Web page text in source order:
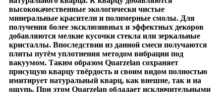
высококачественные экологически чистые
минеральные красители и полимерные смолы. Для
получения более эксклюзивных и эффектных декоров
добавляются мелкие кусочки стекла или зеркальные
кристаллы. Впоследствии из данной смеси получаются
плиты путём уплотнения методом вибрации под
вакуумом. Таким образом Quarzelan сохраняет
присущую кварцу твёрдость и своим видом полностью
имитирует натуральный кварц, как внешне, так и на
ощупь. При этом Quarzelan обладает исключительными